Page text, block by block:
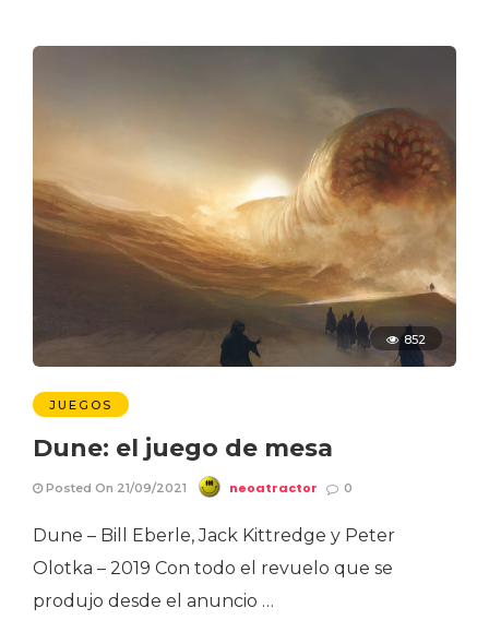
852
JUEGOS
Dune: el juego de mesa
Posted On 21/09/2021 neoatractor 0
Dune – Bill Eberle, Jack Kittredge y Peter
Olotka – 2019 Con todo el revuelo que se
produjo desde el anuncio …